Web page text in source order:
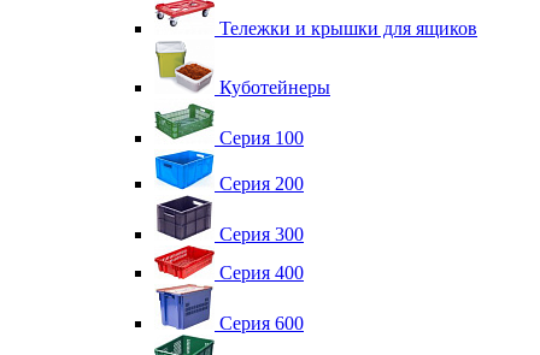
Тележки и крышки для ящиков
Куботейнеры
Серия 100
Серия 200
Серия 300
Серия 400
Серия 600